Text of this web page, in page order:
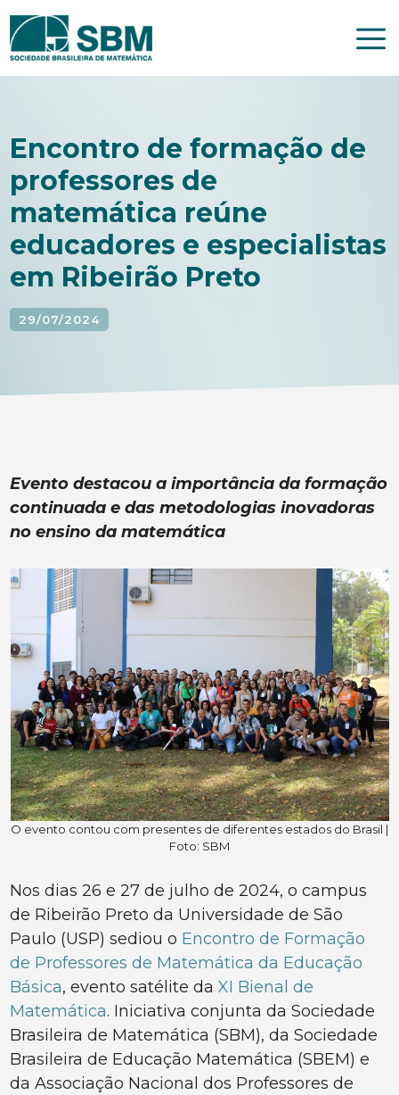
Pular
para
Encontro de formação de
professores de
matemática reúne
educadores e especialistas
em Ribeirão Preto
29/07/2024
Evento destacou a importância da formação
continuada e das metodologias inovadoras
no ensino da matemática
O evento contou com presentes de diferentes estados do Brasil |
Foto: SBM
Nos dias 26 e 27 de julho de 2024, o campus
de Ribeirão Preto da Universidade de São
Paulo (USP) sediou o Encontro de Formação
de Professores de Matemática da Educação
Básica, evento satélite daXI Bienal de
Matemática. Iniciativa conjunta da Sociedade
Brasileira de Matemática (SBM), da Sociedade
Brasileira de Educação Matemática (SBEM) e
da Associação Nacional dos Professores de